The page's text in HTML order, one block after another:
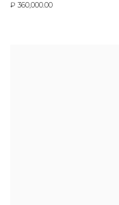
₽ 360,000.00